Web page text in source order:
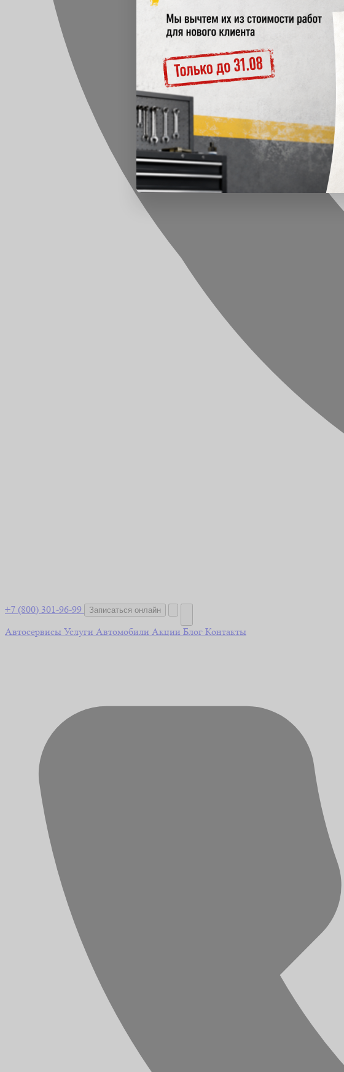
+7 (800) 301-96-99 Записаться онлайн
Автосервисы Услуги Автомобили Акции Блог Контакты